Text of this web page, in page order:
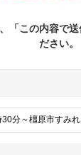
「この内容で
ださい。